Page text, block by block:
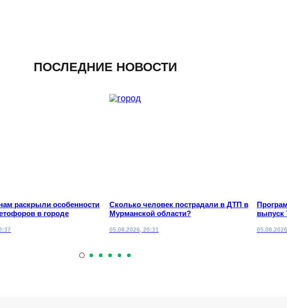
ПОСЛЕДНИЕ НОВОСТИ
раскрыли особенности
в городе
Сколько человек пострадали в ДТП в
Мурманской области?
05.08.2026, 20:31
выпуск